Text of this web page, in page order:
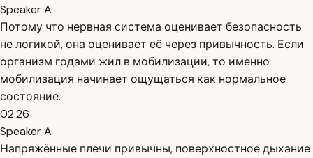
Speaker A
Потому что нервная система оценивает безопасность
не логикой, она оценивает её через привычность. Если
организм годами жил в мобилизации, то именно
мобилизация начинает ощущаться как нормальное
состояние.
02:26
Speaker A
Напряжённые плечи привычны, поверхностное дыхание